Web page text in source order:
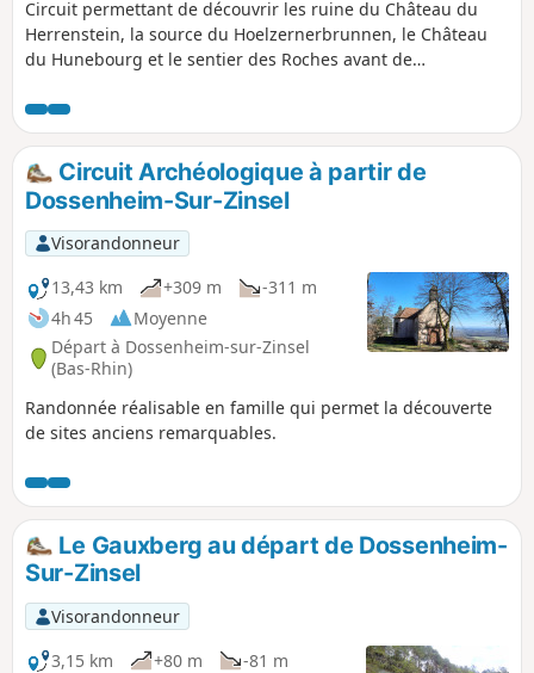
Circuit permettant de découvrir les ruine du Château du
Herrenstein, la source du Hoelzernerbrunnen, le Château
du Hunebourg et le sentier des Roches avant de
rencontrer des Highlands Catlles
Circuit Archéologique à partir de
Dossenheim-Sur-Zinsel
Visorandonneur
13,43 km
+309 m
-311 m
4h 45
Moyenne
Départ à Dossenheim-sur-Zinsel
(Bas-Rhin)
Randonnée réalisable en famille qui permet la découverte
de sites anciens remarquables.
Le Gauxberg au départ de Dossenheim-
Sur-Zinsel
Visorandonneur
3,15 km
+80 m
-81 m